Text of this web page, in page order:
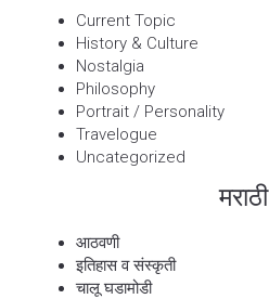
Current Topic
History & Culture
Nostalgia
Philosophy
Portrait / Personality
Travelogue
Uncategorized
मराठी
आठवणी
इतिहास व संस्कृती
चालू घडामोडी